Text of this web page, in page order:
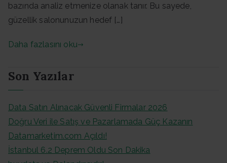
bazında analiz etmenize olanak tanır. Bu sayede,
güzellik salonunuzun hedef […]
Daha fazlasını oku
Son Yazılar
Data Satın Alınacak Güvenli Firmalar 2026
Doğru Veri ile Satış ve Pazarlamada Güç Kazanın
Datamarketim.com Açıldı!
İstanbul 6.2 Deprem Oldu Son Dakika